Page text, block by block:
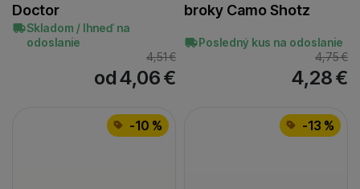
Doctor
Skladom / Ihneď na
odoslanie
4,51€
od 4,06€
broky Camo Shotz
Posledný kus na odoslanie
4,75€
4,28€
-10 % -13 %